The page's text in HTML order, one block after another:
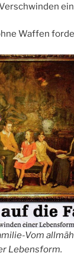
Waffen
Vom
Lebensform.